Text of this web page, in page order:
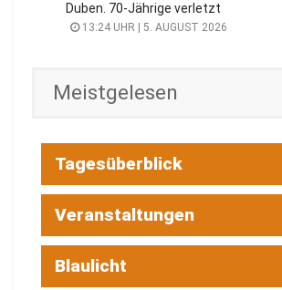
Duben. 70-Jährige verletzt
13:24 UHR | 5. AUGUST 2026
Meistgelesen
Tagesüberblick
Veranstaltungen
Blaulicht